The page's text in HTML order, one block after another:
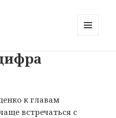
к главам
встречаться с